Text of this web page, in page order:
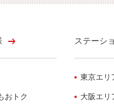
おトク
ステーシ
東京エリ
大阪エリ